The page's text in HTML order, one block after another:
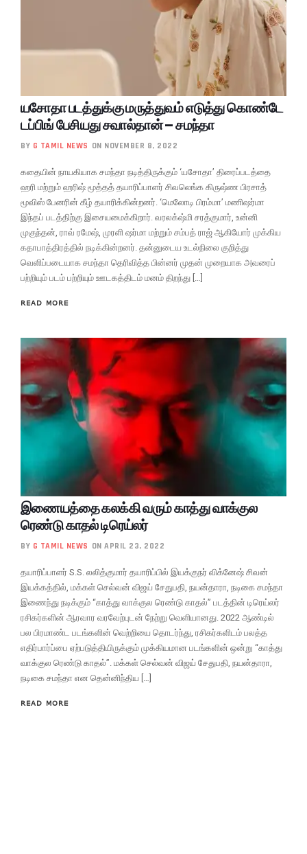
யசோதா படத்துக்கு மருத்துவம் எடுத்து கொண்டே
டப்பிங் பேசியது சவால்தான் – சமந்தா
BY G TAMIL NEWS ON NOVEMBER 8, 2022
கதையின் நாயகியாக சமந்தா நடித்திருக்கும் ‘யசோதா’ திரைப்படத்தை
ஹரி மற்றும் ஹரிஷ் மூத்தத் தயாரிப்பாளர் சிவலெங்க கிருஷ்ண பிரசாத்
மூவிஸ் பேனரின் கீழ் தயாரிக்கின்றனர். ‘மெலோடி பிரம்மா’ மணிஷர்மா
இந்தப் படத்திற்கு இசையமைக்கிறார். வரலக்‌ஷ்மி சரத்குமார், உன்னி
முகுந்தன், ராவ் ரமேஷ், முரளி ஷர்மா மற்றும் சம்பத் ராஜ் ஆகியோர் முக்கிய
கதாபாத்திரத்தில் நடிக்கின்றனர். தன்னுடைய உடல்நிலை குறித்து
வெளிப்படையாக சமந்தா தெரிவித்த பின்னர் முதன் முறையாக அவரைப்
பற்றியும் படம் பற்றியும் ஊடகத்திடம் மனம் திறந்து […]
READ MORE
இணையத்தை கலக்கி வரும் காத்து வாக்குல
ரெண்டு காதல் டிரெய்லர்
BY G TAMIL NEWS ON APRIL 23, 2022
தயாரிப்பாளர் S.S. லலித்குமார் தயாரிப்பில் இயக்குநர் விக்னேஷ் சிவன்
இயக்கத்தில், மக்கள் செல்வன் விஜய் சேதுபதி, நயன்தாரா, நடிகை சமந்தா
இணைந்து நடிக்கும் “காத்து வாக்குல ரெண்டு காதல்” படத்தின் டிரெய்லர்
ரசிகர்களின் ஆரவார வரவேற்புடன் நேற்று வெளியானது. 2022 ஆண்டில்
பல பிரமாண்ட படங்களின் வெற்றியை தொடர்ந்து, ரசிகர்களிடம் பலத்த
எதிர்பார்ப்பை ஏற்படுத்தியிருக்கும் முக்கியமான படங்களின் ஒன்று “காத்து
வாக்குல ரெண்டு காதல்”. மக்கள் செல்வன் விஜய் சேதுபதி, நயன்தாரா,
நடிகை சமந்தா என தென்னிந்திய […]
READ MORE